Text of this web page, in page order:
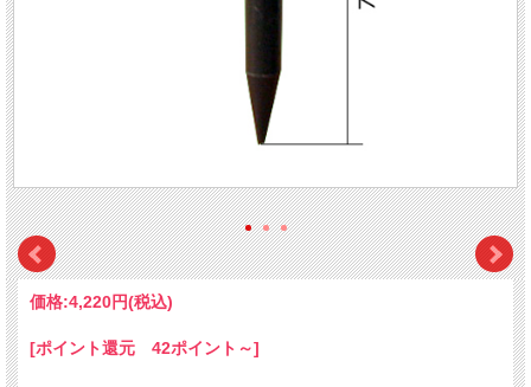
価格:4,220円(税込)
[ポイント還元 42ポイント～]